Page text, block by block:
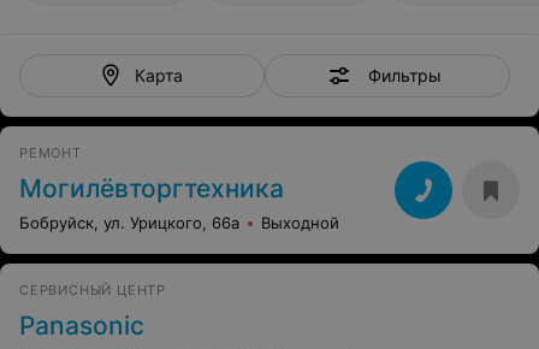
Карта Фильтры
РЕМОНТ
Могилёвторгтехника
Бобруйск, ул. Урицкого, 66а Выходной
СЕРВИСНЫЙ ЦЕНТР
Panasonic